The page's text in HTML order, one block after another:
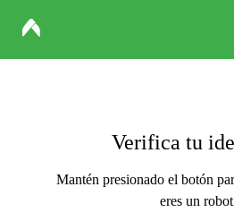
Verifica tu
Mantén presionado el botón
eres un